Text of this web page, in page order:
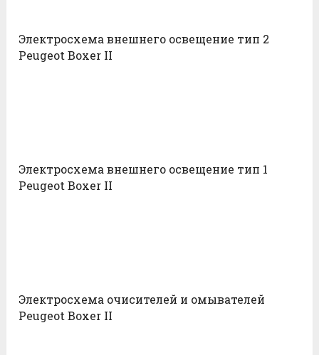
Электросхема внешнего освещение тип 2
Peugeot Boxer II
Электросхема внешнего освещение тип 1
Peugeot Boxer II
Электросхема очисителей и омывателей
Peugeot Boxer II